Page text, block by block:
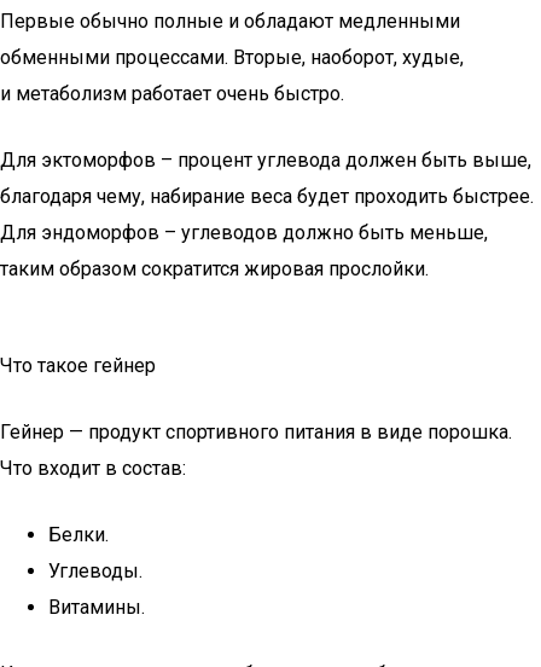
Первые обычно полные и обладают медленными
обменными процессами. Вторые, наоборот, худые,
и метаболизм работает очень быстро.
Для эктоморфов – процент углевода должен быть выше,
благодаря чему, набирание веса будет проходить быстрее.
Для эндоморфов – углеводов должно быть меньше,
таким образом сократится жировая прослойки.
Что такое гейнер
Гейнер — продукт спортивного питания в виде порошка.
Что входит в состав:
Белки.
Углеводы.
Витамины.